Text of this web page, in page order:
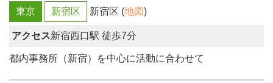
東京 新宿区 新宿区 (地図)
アクセス新宿西口駅 徒歩7分
都内事務所（新宿）を中心に活動に合わせて